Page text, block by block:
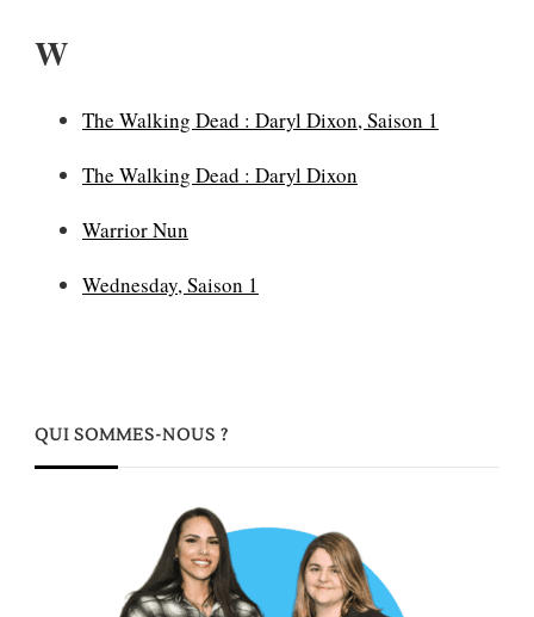
W
The Walking Dead : Daryl Dixon, Saison 1
The Walking Dead : Daryl Dixon
Warrior Nun
Wednesday, Saison 1
QUI SOMMES-NOUS ?